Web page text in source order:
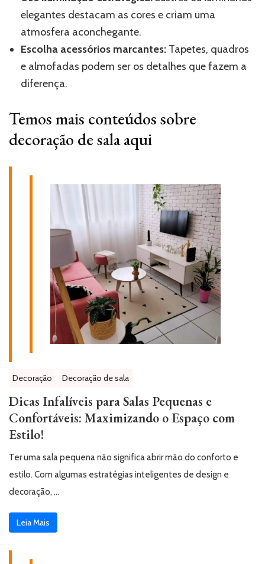
elegantes destacam as cores e criam uma
atmosfera aconchegante.
Escolha acessórios marcantes: Tapetes, quadros
e almofadas podem ser os detalhes que fazem a
diferença.
Temos mais conteúdos sobre
decoração de sala aqui
Decoração Decoração de sala
Dicas Infalíveis para Salas Pequenas e
Confortáveis: Maximizando o Espaço com
Estilo!
Ter uma sala pequena não significa abrir mão do conforto e
estilo. Com algumas estratégias inteligentes de design e
decoração, …
Leia Mais